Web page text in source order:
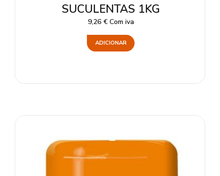
SUCULENTAS 1KG
9,26 € Com iva
ADICIONAR